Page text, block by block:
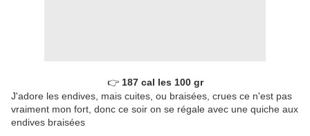
👉 187 cal les 100 gr
J'adore les endives, mais cuites, ou braisées, crues ce n'est pas
vraiment mon fort, donc ce soir on se régale avec une quiche aux
endives braisées